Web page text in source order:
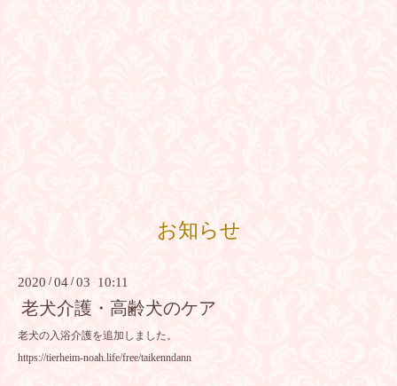
お知らせ
2020 /04 /03 10:11
老犬介護・高齢犬のケア
老犬の入浴介護を追加しました。
https://tierheim-noah.life/free/taikenndann